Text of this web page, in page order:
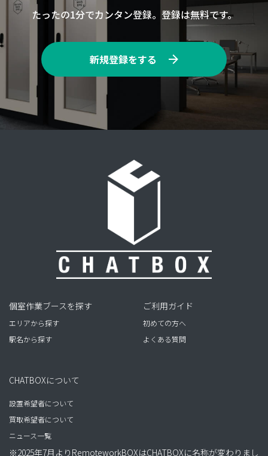
たったの1分でカンタン登録。登録は無料です。
新規登録をする
個室作業ブースを探す
エリアから探す
駅名から探す
ご利用ガイド
初めての方へ
よくある質問
CHATBOXについて
設置希望者について
買取希望者について
ニュース一覧
※2025年7月よりRemoteworkBOXはCHATBOXに名称が変わりまし